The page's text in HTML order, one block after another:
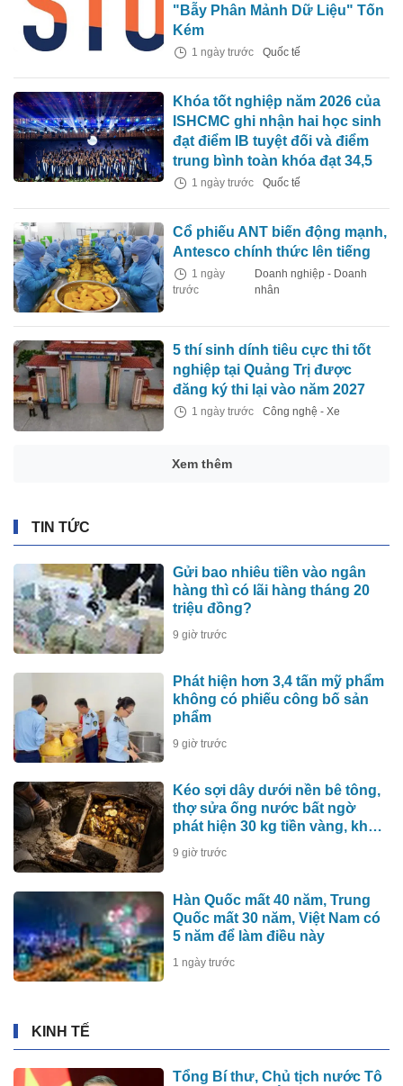
"Bẫy Phân Mảnh Dữ Liệu" Tốn
Kém
1 ngày trước Quốc tế
Khóa tốt nghiệp năm 2026 của
ISHCMC ghi nhận hai học sinh
đạt điểm IB tuyệt đối và điểm
trung bình toàn khóa đạt 34,5
1 ngày trước Quốc tế
Cổ phiếu ANT biến động mạnh,
Antesco chính thức lên tiếng
1 ngày
trước
Doanh nghiệp - Doanh
nhân
5 thí sinh dính tiêu cực thi tốt
nghiệp tại Quảng Trị được
đăng ký thi lại vào năm 2027
1 ngày trước Công nghệ - Xe
Xem thêm
TIN TỨC
Gửi bao nhiêu tiền vào ngân
hàng thì có lãi hàng tháng 20
triệu đồng?
9 giờ trước
Phát hiện hơn 3,4 tấn mỹ phẩm
không có phiếu công bố sản
phẩm
9 giờ trước
Kéo sợi dây dưới nền bê tông,
thợ sửa ống nước bất ngờ
phát hiện 30 kg tiền vàng, khu
vực lập tức bị phong tỏa
9 giờ trước
Hàn Quốc mất 40 năm, Trung
Quốc mất 30 năm, Việt Nam có
5 năm để làm điều này
1 ngày trước
KINH TẾ
Tổng Bí thư, Chủ tịch nước Tô